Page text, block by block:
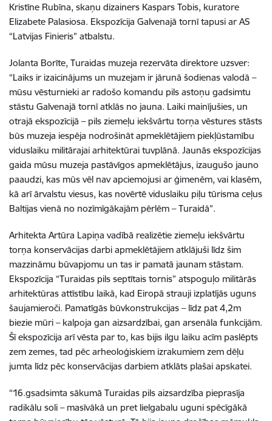
Kristīne Rubīna, skaņu dizainers Kaspars Tobis, kuratore
Elizabete Palasiosa. Ekspozīcija Galvenajā tornī tapusi ar AS
“Latvijas Finieris” atbalstu.
Jolanta Borīte, Turaidas muzeja rezervāta direktore uzsver:
“Laiks ir izaicinājums un muzejam ir jārunā šodienas valodā –
mūsu vēsturnieki ar radošo komandu pils astoņu gadsimtu
stāstu Galvenajā tornī atklās no jauna. Laiki mainījušies, un
otrajā ekspozīcijā – pils ziemeļu iekšvārtu torņa vēstures stāsts
būs muzeja iespēja nodrošināt apmeklētājiem piekļūstamību
viduslaiku militārajai arhitektūrai tuvplānā. Jaunās ekspozīcijas
gaida mūsu muzeja pastāvīgos apmeklētājus, izaugušo jauno
paaudzi, kas mūs vēl nav apciemojusi ar ģimenēm, vai klasēm,
kā arī ārvalstu viesus, kas novērtē viduslaiku piļu tūrisma ceļus
Baltijas vienā no nozīmīgākajām pērlēm – Turaidā”.
Arhitekta Artūra Lapiņa vadībā realizētie ziemeļu iekšvārtu
torņa konservācijas darbi apmeklētājiem atklājuši līdz šim
mazzināmu būvapjomu un tas ir pamatā jaunam stāstam.
Ekspozīcija “Turaidas pils septītais tornis” atspoguļo militārās
arhitektūras attīstību laikā, kad Eiropā strauji izplatījās uguns
šaujamieroči. Pamatīgās būvkonstrukcijas – līdz pat 4,2m
biezie mūri – kalpoja gan aizsardzībai, gan arsenāla funkcijām.
Šī ekspozīcija arī vēsta par to, kas bijis ilgu laiku acīm paslēpts
zem zemes, tad pēc arheoloģiskiem izrakumiem zem dēļu
jumta līdz pēc konservācijas darbiem atklāts plašai apskatei.
“16.gsadsimta sākumā Turaidas pils aizsardzība pieprasīja
radikālu soli – masīvākā un pret lielgabalu uguni spēcīgākā